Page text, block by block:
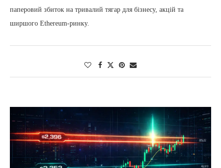
паперовий збиток на тривалий тягар для бізнесу, акцій та
ширшого Ethereum-ринку.